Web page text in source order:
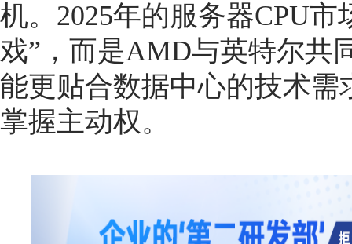
机。2025年的服务器CPU
戏”，而是AMD与英特尔
能更贴合数据中心的技术
掌握主动权。